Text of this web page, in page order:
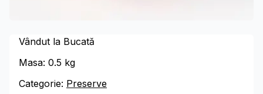
Vândut la Bucată
Masa: 0.5 kg
Categorie: Preserve